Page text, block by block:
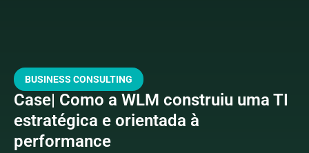
BUSINESS CONSULTING
Case| Como a WLM construiu uma TI
estratégica e orientada à
performance